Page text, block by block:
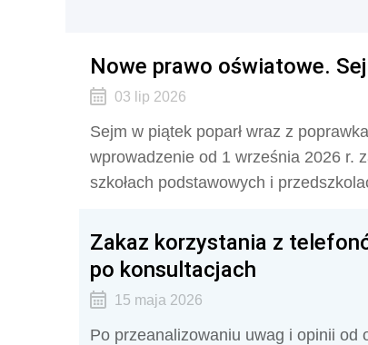
Nowe prawo oświatowe.
03 lip 2026
Sejm w piątek poparł wraz z
wprowadzenie od 1 września 2026 r.
szkołach podstawowych i
Zakaz korzystania z
po konsultacjach
15 maja 2026
Po przeanalizowaniu uwag i opinii od